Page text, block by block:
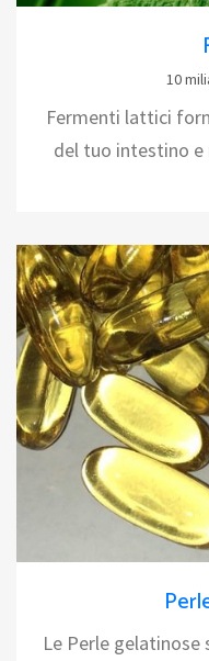
10
Fermenti lattici
del tuo intestino
Le Perle gelatinose